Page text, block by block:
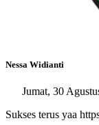
Nessa Widianti
Jumat, 30
Sukses terus yaa